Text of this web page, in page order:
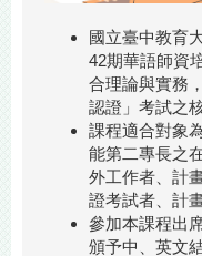
國立臺中教育
42期華語師資
合理論與實務
認證」考試之
課程適合對象
能第二專長之
外工作者、計
證考試者、計
參加本課程出
頒予中、英文